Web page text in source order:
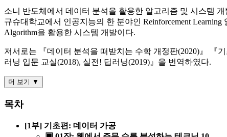
소니 반도체에서 데이터 분석을 활용한 알고리즘 및 시스템
규슈대학교에서 인공지능의 한 분야인 Reinforcement Learning
Algorithm을 활용한 시스템 개발이다.
저서로는 『데이터 분석을 떠받치는 수학 개정판(2020)』 『
러닝 입문 교실(2018), 실전! 딥러닝(2019)』을 번역하였다.
더 보기 ▼
목차
[1부] 기초편: 데이터 가공